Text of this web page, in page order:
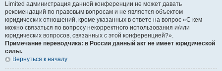
Limited администрация данной конференции не может давать
рекомендаций по правовым вопросам и не является объектом
юридических отношений, кроме указанных в ответе на вопрос «С кем
можно связаться по вопросу некорректного использования и/или
юридических вопросов, связанных с этой конференцией?».
Примечание переводчика: в России данный акт не имеет юридической
силы.
Вернуться к началу